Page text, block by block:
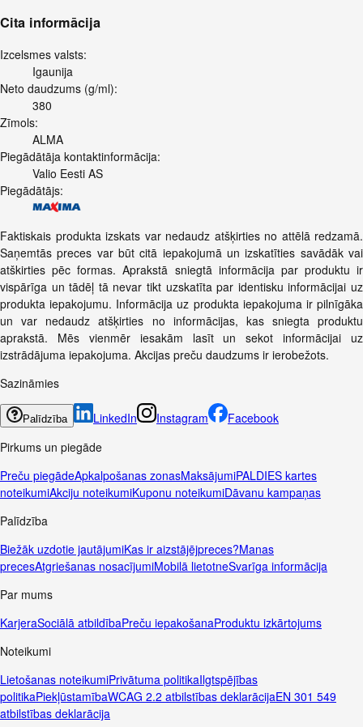
Cita informācija
Izcelsmes valsts:
Igaunija
Neto daudzums (g/ml):
380
Zīmols:
ALMA
Piegādātāja kontaktinformācija:
Valio Eesti AS
Piegādātājs:
Faktiskais produkta izskats var nedaudz atšķirties no attēlā redzamā.
Saņemtās preces var būt citā iepakojumā un izskatīties savādāk vai
atškirties pēc formas. Aprakstā sniegtā informācija par produktu ir
vispārīga un tādēļ tā nevar tikt uzskatīta par identisku informācijai uz
produkta iepakojumu. Informācija uz produkta iepakojuma ir pilnīgāka
un var nedaudz atšķirties no informācijas, kas sniegta produktu
aprakstā. Mēs vienmēr iesakām lasīt un sekot informācijai uz
izstrādājuma iepakojuma. Akcijas preču daudzums ir ierobežots.
Sazināmies
Palīdzība LinkedIn Instagram
Facebook
Pirkums un piegāde
Preču piegādeApkalpošanas zonasMaksājumiPALDIES kartes
noteikumiAkciju noteikumiKuponu noteikumiDāvanu kampaņas
Palīdzība
Biežāk uzdotie jautājumiKas ir aizstājējpreces?Manas
precesAtgriešanas nosacījumiMobilā lietotneSvarīga informācija
Par mums
KarjeraSociālā atbildībaPreču iepakošanaProduktu izkārtojums
Noteikumi
Lietošanas noteikumiPrivātuma politikaIlgtspējības
politikaPiekļūstamībaWCAG 2.2 atbilstības deklarācijaEN 301 549
atbilstības deklarācija